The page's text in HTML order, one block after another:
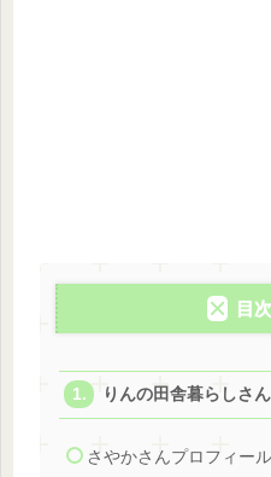
目次
りんの田舎暮らしさ
さやかさんプロフィール